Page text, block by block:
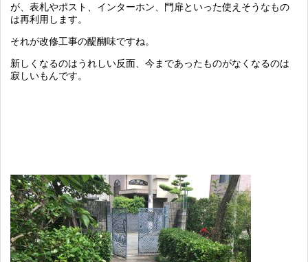
が、表札やポスト、インターホン、門扉といった使えそうなもの
は再利用します。
それが改修工事の醍醐味ですね。
新しくなるのはうれしい反面、今まであったものがなくなるのは
寂しいもんです。